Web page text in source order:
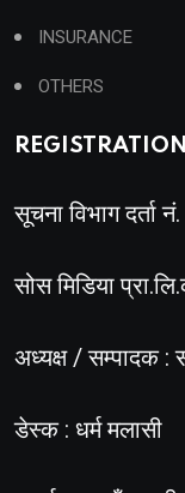
INSURANCE
OTHERS
सूचना विभाग
सोस मिडिया
अध्यक्ष / सम्पादक :
डेस्क : धर्म मलासी